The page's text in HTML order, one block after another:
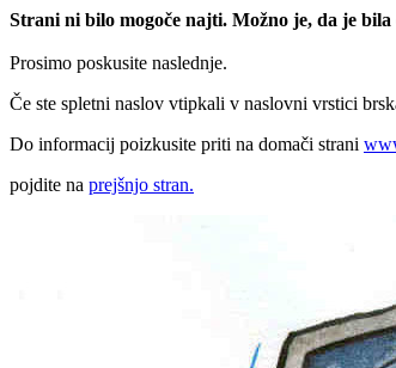
Strani ni bilo mogoče najti. Možno je, da je
Prosimo poskusite naslednje.
Če ste spletni naslov vtipkali v naslovni vrstici
Do informacij poizkusite priti na domači strani
pojdite na prejšnjo stran.